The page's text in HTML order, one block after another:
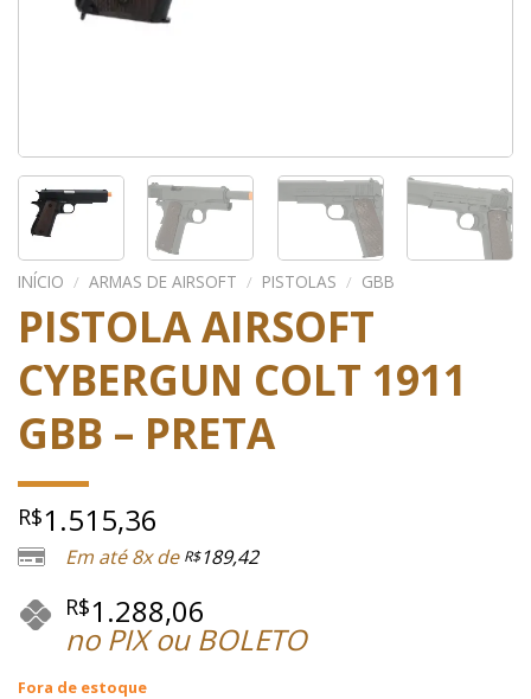
INÍCIO / ARMAS DE AIRSOFT / PISTOLAS / GBB
PISTOLA AIRSOFT
CYBERGUN COLT 1911
GBB – PRETA
R$1.515,36
Em até 8x de R$189,42
R$1.288,06
no PIX ou BOLETO
Fora de estoque